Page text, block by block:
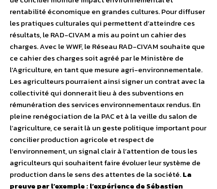
rentabilité économique en grandes cultures. Pour diffuser
les pratiques culturales qui permettent d’atteindre ces
résultats, le RAD-CIVAM a mis au point un cahier des
charges. Avec le WWF, le Réseau RAD-CIVAM souhaite que
ce cahier des charges soit agréé par le Ministère de
l’Agriculture, en tant que mesure agri-environnementale.
Les agriculteurs pourraient ainsi signer un contrat avec la
collectivité qui donnerait lieu à des subventions en
rémunération des services environnementaux rendus. En
pleine renégociation de la PAC et à la veille du salon de
l’agriculture, ce serait là un geste politique important pour
concilier production agricole et respect de
l’environnement, un signal clair à l’attention de tous les
agriculteurs qui souhaitent faire évoluer leur système de
production dans le sens des attentes de la société.La
preuve par l’exemple : l’expérience de Sébastien